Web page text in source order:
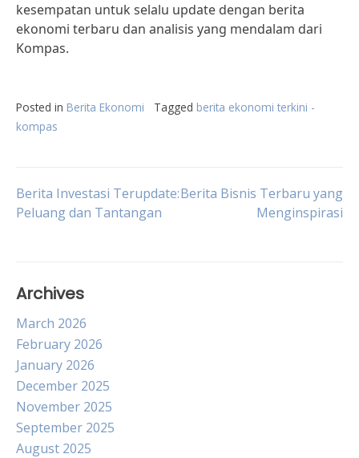
kesempatan untuk selalu update dengan berita
ekonomi terbaru dan analisis yang mendalam dari
Kompas.
Posted in Berita Ekonomi Tagged berita ekonomi terkini -
kompas
Post
Berita Investasi Terupdate:
Peluang dan Tantangan
Berita Bisnis Terbaru yang
Menginspirasi
Archives
March 2026
February 2026
January 2026
December 2025
November 2025
September 2025
August 2025